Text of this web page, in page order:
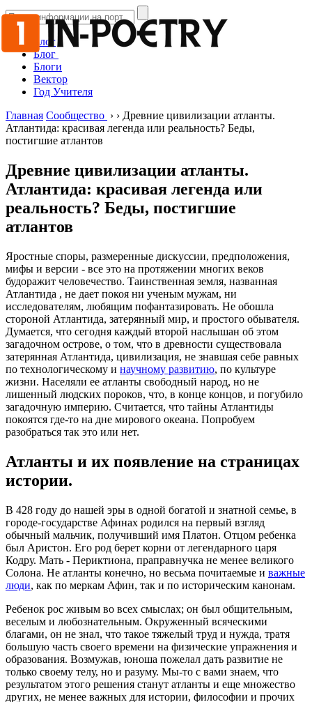
Блог
Блог
Блоги
Вектор
Год Учителя
Главная Сообщество › › Древние цивилизации атланты.
Атлантида: красивая легенда или реальность? Беды,
постигшие атлантов
Древние цивилизации атланты.
Атлантида: красивая легенда или
реальность? Беды, постигшие
атлантов
Яростные споры, размеренные дискуссии, предположения,
мифы и версии - все это на протяжении многих веков
будоражит человечество. Таинственная земля, названная
Атлантида , не дает покоя ни ученым мужам, ни
исследователям, любящим пофантазировать. Не обошла
стороной Атлантида, затерянный мир, и простого обывателя.
Думается, что сегодня каждый второй наслышан об этом
загадочном острове, о том, что в древности существовала
затерянная Атлантида, цивилизация, не знавшая себе равных
по технологическому и научному развитию, по культуре
жизни. Населяли ее атланты свободный народ, но не
лишенный людских пороков, что, в конце концов, и погубило
загадочную империю. Считается, что тайны Атлантиды
покоятся где-то на дне мирового океана. Попробуем
разобраться так это или нет.
Атланты и их появление на страницах
истории.
В 428 году до нашей эры в одной богатой и знатной семье, в
городе-государстве Афинах родился на первый взгляд
обычный мальчик, получивший имя Платон. Отцом ребенка
был Аристон. Его род берет корни от легендарного царя
Кодру. Мать - Периктиона, праправнучка не менее великого
Солона. Не атланты конечно, но весьма почитаемые и важные
люди, как по меркам Афин, так и по историческим канонам.
Ребенок рос живым во всех смыслах; он был общительным,
веселым и любознательным. Окруженный всяческими
благами, он не знал, что такое тяжелый труд и нужда, тратя
большую часть своего времени на физические упражнения и
образования. Возмужав, юноша пожелал дать развитие не
только своему телу, но и разуму. Мы-то с вами знаем, что
результатом этого решения станут атланты и еще множество
других, не менее важных для истории, философии и прочих